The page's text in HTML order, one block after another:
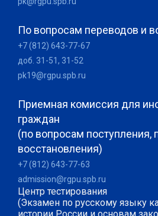
По вопросам переводов и
+7 (812) 643-77-67
доб. 31-51, 31-52
pk19@rgpu.spb.ru
Приемная комиссия для
граждан
(по вопросам поступления,
восстановления)
+7 (812) 643-77-63
admission@rgpu.spb.ru
Центр тестирования
(Экзамен по русскому языку